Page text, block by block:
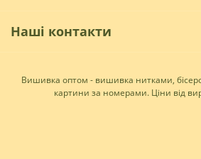
Наші контакти
Вишивка оптом - вишивка нитками,
картини за номерами. Ціни від